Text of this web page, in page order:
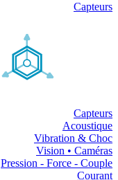
Capteurs
Capteurs
Acoustique
Vibration & Choc
Vision • Caméras
Pression - Force - Couple
Courant